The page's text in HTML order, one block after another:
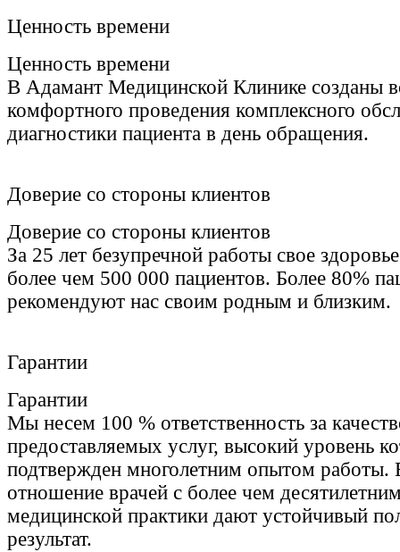
Ценность времени
Ценность времени
В Адамант Медицинской Клинике созданы
комфортного проведения комплексного
диагностики пациента в день обращения.
Доверие со стороны клиентов
Доверие со стороны клиентов
За 25 лет безупречной работы свое
более чем 500 000 пациентов. Более 80%
рекомендуют нас своим родным и близким.
Гарантии
Гарантии
Мы несем 100 % ответственность за
предоставляемых услуг, высокий уровень
подтвержден многолетним опытом работы.
отношение врачей с более чем
медицинской практики дают устойчивый
результат.